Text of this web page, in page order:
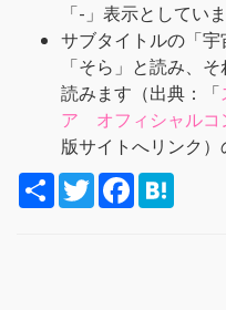
「-」表示としていま
サブタイトルの「宇
「そら」と読み、
読みます（出典：「
ア オフィシャルコ
版サイトへリンク）
S
h
T
w
F
a